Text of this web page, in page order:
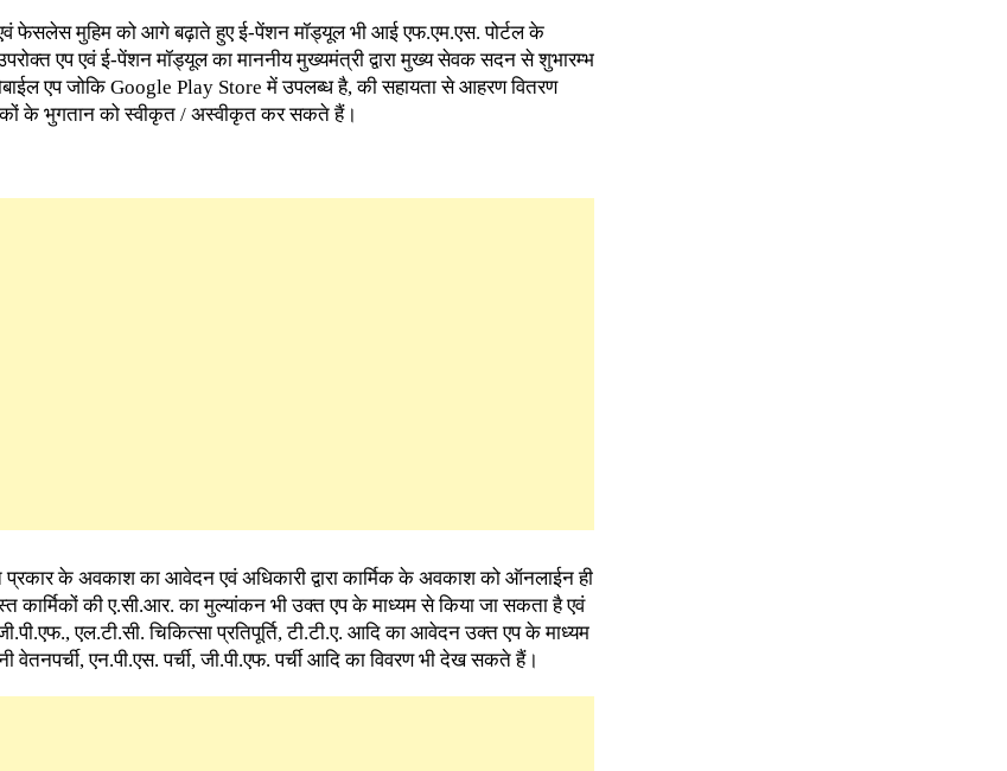
एवं फेसलेस मुहिम को आगे बढ़ाते हुए ई-पेंशन मॉड्यूल भी आई एफ.एम.एस. पोर्टल के
उपरोक्त एप एवं ई-पेंशन मॉड्यूल का माननीय मुख्यमंत्री द्वारा मुख्य सेवक सदन से शुभारम्भ
एप जोकि Google Play Store में उपलब्ध है, की सहायता से आहरण वितरण
के भुगतान को स्वीकृत / अस्वीकृत कर सकते हैं।
प्रकार के अवकाश का आवेदन एवं अधिकारी द्वारा कार्मिक के अवकाश को ऑनलाईन ही
की ए.सी.आर. का मुल्यांकन भी उक्त एप के माध्यम से किया जा सकता है एवं
एल.टी.सी. चिकित्सा प्रतिपूर्ति, टी.टी.ए. आदि का आवेदन उक्त एप के माध्यम
एन.पी.एस. पर्ची, जी.पी.एफ. पर्ची आदि का विवरण भी देख सकते हैं।